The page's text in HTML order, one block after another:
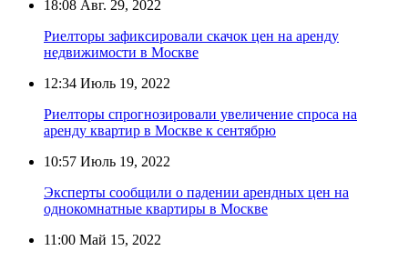
18:08 Авг. 29, 2022
Риелторы зафиксировали скачок цен на аренду
недвижимости в Москве
12:34 Июль 19, 2022
Риелторы спрогнозировали увеличение спроса на
аренду квартир в Москве к сентябрю
10:57 Июль 19, 2022
Эксперты сообщили о падении арендных цен на
однокомнатные квартиры в Москве
11:00 Май 15, 2022